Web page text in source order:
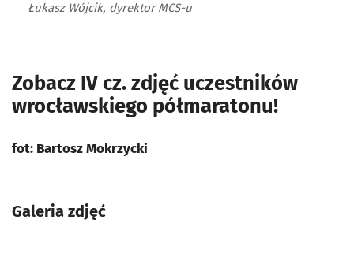
Łukasz Wójcik, dyrektor MCS-u
Zobacz IV cz. zdjęć uczestników
wrocławskiego półmaratonu!
fot: Bartosz Mokrzycki
Galeria zdjęć